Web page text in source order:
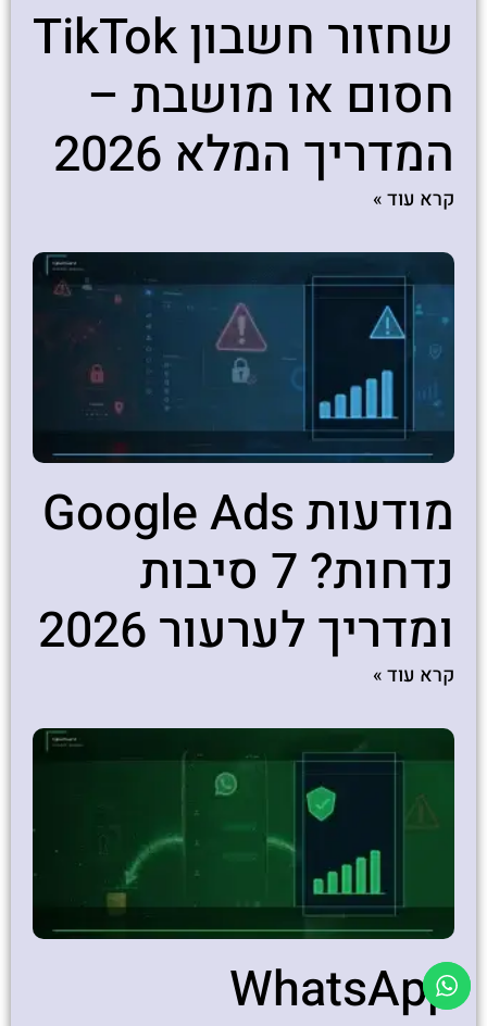
שחזור חשבון TikTok
חסום או מושבת –
המדריך המלא 2026
קרא עוד »
מודעות Google Ads
נדחות? 7 סיבות
ומדריך לערעור 2026
קרא עוד »
WhatsApp